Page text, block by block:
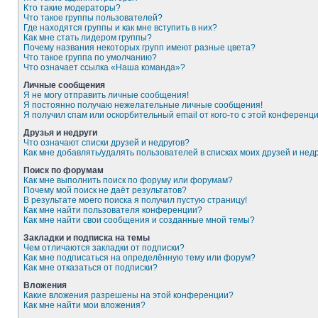
Кто такие модераторы?
Что такое группы пользователей?
Где находятся группы и как мне вступить в них?
Как мне стать лидером группы?
Почему названия некоторых групп имеют разные цвета?
Что такое группа по умолчанию?
Что означает ссылка «Наша команда»?
Личные сообщения
Я не могу отправить личные сообщения!
Я постоянно получаю нежелательные личные сообщения!
Я получил спам или оскорбительный email от кого-то с этой
Друзья и недруги
Что означают списки друзей и недругов?
Как мне добавлять/удалять пользователей в списках моих друзей и
Поиск по форумам
Как мне выполнить поиск по форуму или форумам?
Почему мой поиск не даёт результатов?
В результате моего поиска я получил пустую страницу!
Как мне найти пользователя конференции?
Как мне найти свои сообщения и созданные мной темы?
Закладки и подписка на темы
Чем отличаются закладки от подписки?
Как мне подписаться на определённую тему или форум?
Как мне отказаться от подписки?
Вложения
Какие вложения разрешены на этой конференции?
Как мне найти мои вложения?